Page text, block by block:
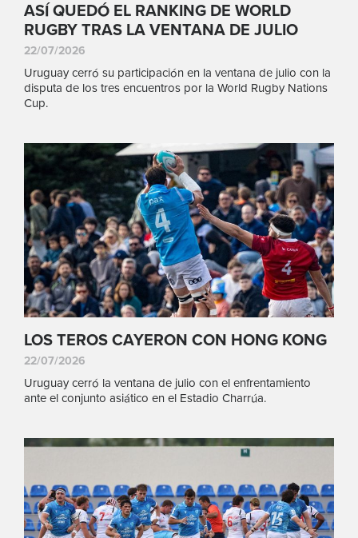
ASÍ QUEDÓ EL RANKING DE WORLD
RUGBY TRAS LA VENTANA DE JULIO
22/07/2026
Uruguay cerró su participación en la ventana de julio con la
disputa de los tres encuentros por la World Rugby Nations
Cup.
LOS TEROS CAYERON CON HONG KONG
22/07/2026
Uruguay cerró la ventana de julio con el enfrentamiento
ante el conjunto asiático en el Estadio Charrúa.